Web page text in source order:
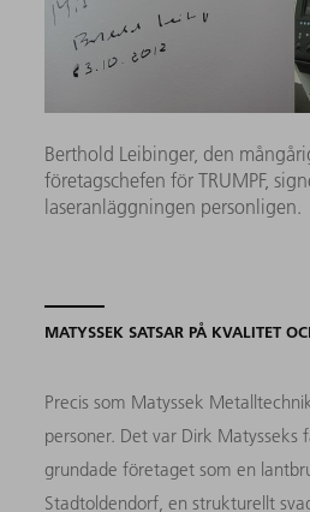
Berthold Leibinger, den
företagschefen för TRUMPF,
laseranläggningen personligen.
MATYSSEK SATSAR PÅ KVALITET
Precis som Matyssek
personer. Det var Dirk Matysseks
grundade företaget som en
Stadtoldendorf, en strukturellt